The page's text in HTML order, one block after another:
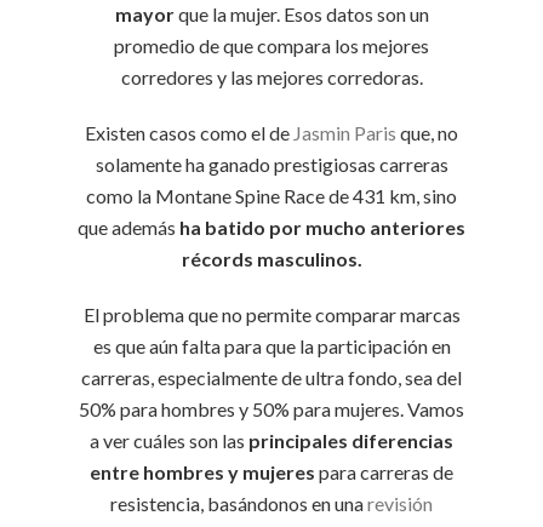
mayorque la mujer. Esos datos son un
promedio de que compara los mejores
corredores y las mejores corredoras.
Existen casos como el de Jasmin Paris que, no
solamente ha ganado prestigiosas carreras
como la Montane Spine Race de 431 km, sino
que además ha batido por mucho anteriores
récords masculinos.
El problema que no permite comparar marcas
es que aún falta para que la participación en
carreras, especialmente de ultra fondo, sea del
50% para hombres y 50% para mujeres. Vamos
a ver cuáles son las principales diferencias
entre hombres y mujeres para carreras de
resistencia, basándonos en unarevisión